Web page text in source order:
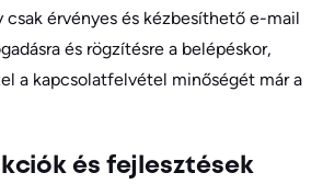
érvényes és kézbesíthető e-mail
és rögzítésre a belépéskor,
a kapcsolatfelvétel minőségét már a
és fejlesztések